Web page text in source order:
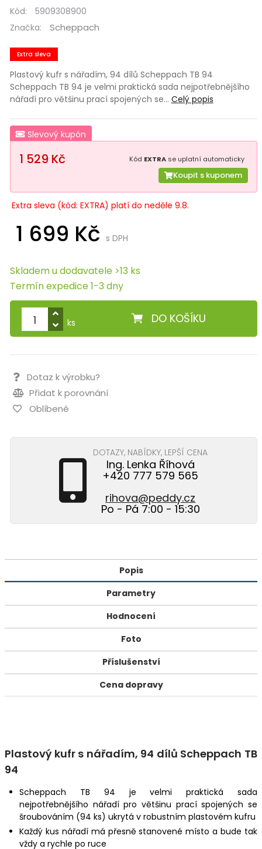
Kód:
5909308900
Značka:
Scheppach
Extra sleva
Plastový kufr s nářadím, 94 dílů Scheppach TB 94
Scheppach TB 94 je velmi praktická sada nejpotřebnějšího
nářadí pro většinu prací spojených se… Celý popis
Slevový kupón
1 529 Kč Kód EXTRA se uplatní automaticky
Koupit s kuponem
Extra sleva (kód: EXTRA) platí do neděle 9.8.
1 699 Kč s DPH
Skladem u dodavatele >13 ks
Termín expedice 1-3 dny
DO KOŠÍKU
ks
Dotaz k výrobku?
Přidat k porovnání
Oblíbené
DOTAZY, NABÍDKY, LEPŠÍ CENA
Ing. Lenka Říhová
+420 777 579 565
rihova@peddy.cz
Po - Pá 7:00 - 15:30
Popis
Parametry
Hodnocení
Foto
Příslušenství
Cena dopravy
Plastový kufr s nářadím, 94 dílů Scheppach TB
94
Scheppach TB 94 je velmi praktická sada
nejpotřebnějšího nářadí pro většinu prací spojených se
šroubováním (94 ks) ukrytá v robustním plastovém kufru
Každý kus nářadí má přesně stanovené místo a bude tak
vždy a rychle po ruce